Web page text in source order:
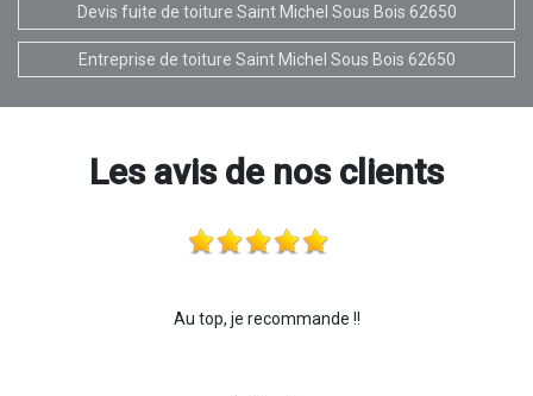
Devis fuite de toiture Saint Michel Sous Bois 62650
Entreprise de toiture Saint Michel Sous Bois 62650
Les avis de nos clients
Au top, je recommande !!